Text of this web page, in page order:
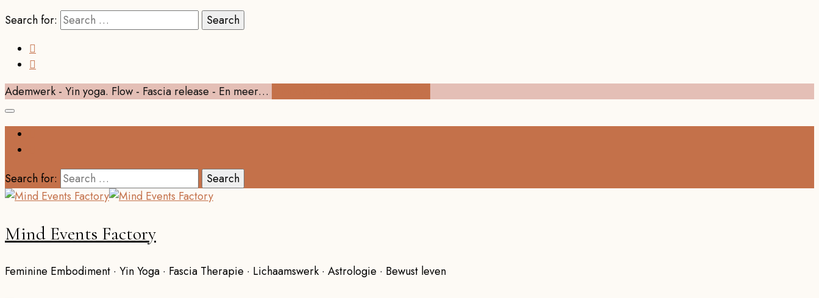
Search for:
Ademwerk - Yin yoga. Flow - Fascia release - En meer…
Search for:
Mind Events Factory
Feminine Embodiment · Yin Yoga · Fascia Therapie · Lichaamswerk · Astrologie · Bewust leven